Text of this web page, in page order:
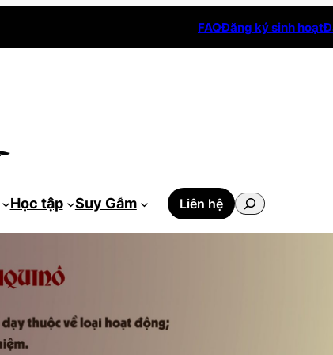
FAQĐăng ký sinh hoạt
Học tập Suy Gẫm Liên hệ
Tìm
kiếm